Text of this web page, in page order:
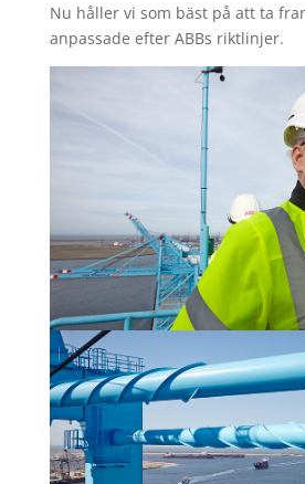
Nu håller vi som bäst på att ta
anpassade efter ABBs riktlinjer.